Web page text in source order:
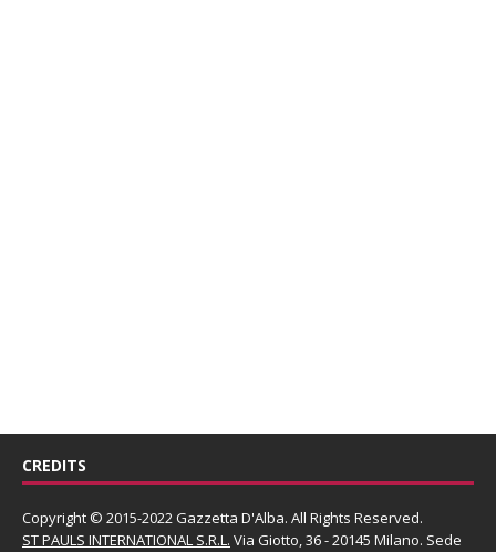
CREDITS
Copyright © 2015-2022 Gazzetta D'Alba. All Rights Reserved.
ST PAULS INTERNATIONAL S.R.L. Via Giotto, 36 - 20145 Milano. Sede